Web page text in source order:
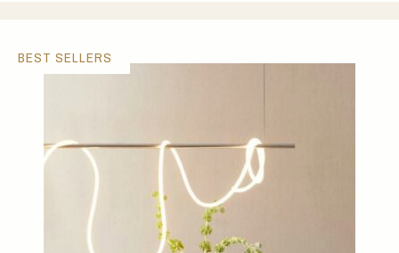
BEST SELLERS